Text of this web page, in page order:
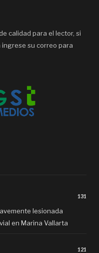
calidad para el lector, si
su correo para
131
lesionada
en Marina Vallarta
121